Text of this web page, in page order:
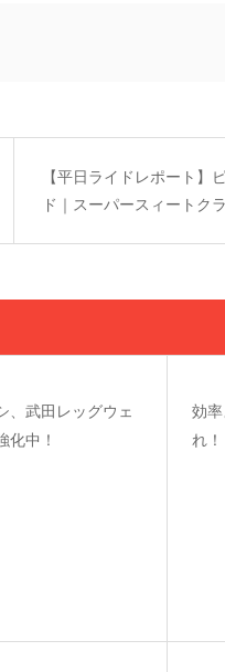
【平日ライドレポート】
ド｜スーパースィートク
、武田レッグウェ
化中！
効
れ！